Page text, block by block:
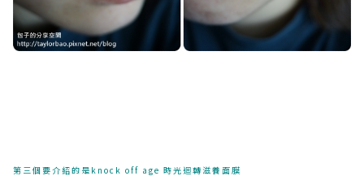
第三個要介紹的是knock off age 時光迴轉滋養面膜